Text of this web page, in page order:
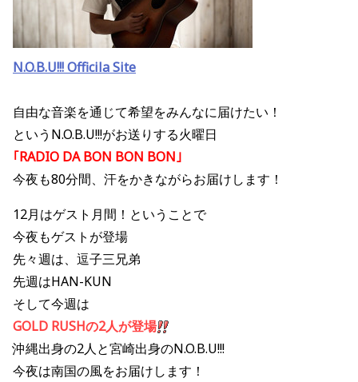
N.O.B.U!!! Officila Site
自由な音楽を通じて希望をみんなに届けたい！
というN.O.B.U!!!がお送りする火曜日
｢RADIO DA BON BON BON｣
今夜も80分間、汗をかきながらお届けします！
12月はゲスト月間！ということで
今夜もゲストが登場
先々週は、逗子三兄弟
先週はHAN-KUN
そして今週は
GOLD RUSHの2人が登場
沖縄出身の2人と宮崎出身のN.O.B.U!!!
今夜は南国の風をお届けします！